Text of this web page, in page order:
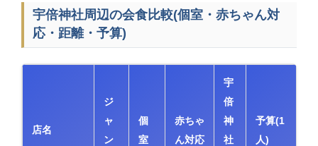
宇倍神社周辺の会食比較(個室・赤ちゃん対
応・距離・予算)
店名
ジ
ャ
ン
個
室
赤ちゃ
ん対応
宇
倍
神
社
予算(1
人)